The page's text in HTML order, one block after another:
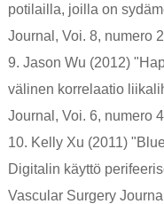
potilailla, joilla on
Journal, Voi. 8, numero
9. Jason Wu (2012)
välinen korrelaatio
Journal, Voi. 6, numero
10. Kelly Xu (2011)
Digitalin käyttö
Vascular Surgery